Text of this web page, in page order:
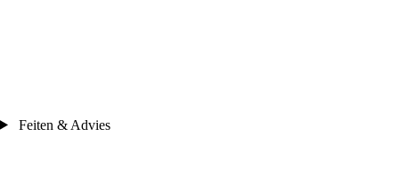
Feiten & Advies